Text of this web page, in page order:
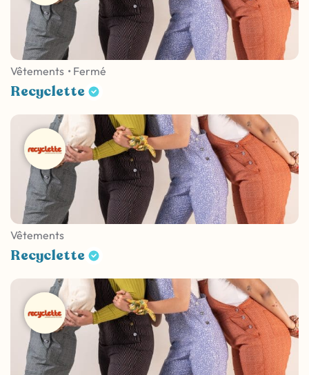
Vêtements • Fermé
Recyclette
Vêtements
Recyclette